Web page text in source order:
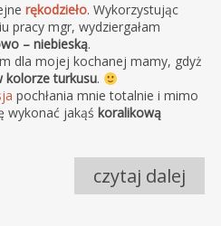
rękodzieło. Wykorzystując
pracy mgr, wydziergałam
– niebieską.
dla mojej kochanej mamy, gdyż
kolorze turkusu.
pochłania mnie totalnie i mimo
wykonać jakąś koralikową
czytaj dalej